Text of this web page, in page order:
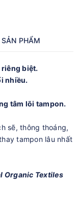
PHẨM
biệt.
nhiều.
tâm lõi tampon.
sẽ, thông thoáng,
tampon lâu nhất
Organic Textiles